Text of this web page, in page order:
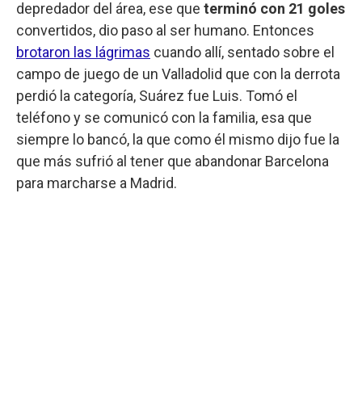
depredador del área, ese que terminó con 21 goles
convertidos, dio paso al ser humano. Entonces
brotaron las lágrimas cuando allí, sentado sobre el
campo de juego de un Valladolid que con la derrota
perdió la categoría, Suárez fue Luis. Tomó el
teléfono y se comunicó con la familia, esa que
siempre lo bancó, la que como él mismo dijo fue la
que más sufrió al tener que abandonar Barcelona
para marcharse a Madrid.